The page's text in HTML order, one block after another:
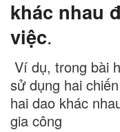
khác nhau
việc.
Ví dụ, trong bài
sử dụng hai
hai dao khác
gia công